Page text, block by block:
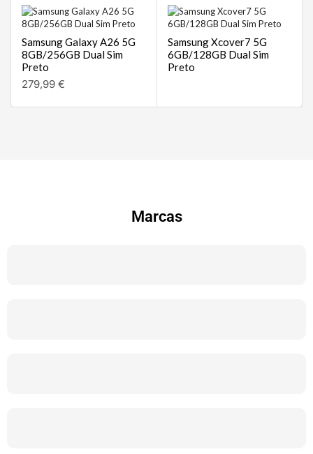
Samsung Galaxy A26 5G
8GB/256GB Dual Sim
Preto
279,99 €
Samsung Xcover7 5G
6GB/128GB Dual Sim
Preto
Marcas